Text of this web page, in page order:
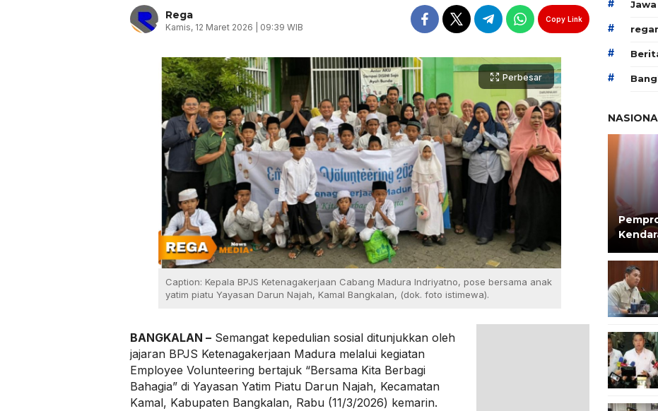
Rega
Kamis, 12 Maret 2026 | 09:39 WIB
Copy Link
Perbesar
Caption: Kepala BPJS Ketenagakerjaan Cabang Madura Indriyatno, pose bersama anak
yatim piatu Yayasan Darun Najah, Kamal Bangkalan, (dok. foto istimewa).
BANGKALAN – Semangat kepedulian sosial ditunjukkan oleh
jajaran BPJS Ketenagakerjaan Madura melalui kegiatan
Employee Volunteering bertajuk “Bersama Kita Berbagi
Bahagia” di Yayasan Yatim Piatu Darun Najah, Kecamatan
Kamal, Kabupaten Bangkalan, Rabu (11/3/2026) kemarin.
#
#
#
#